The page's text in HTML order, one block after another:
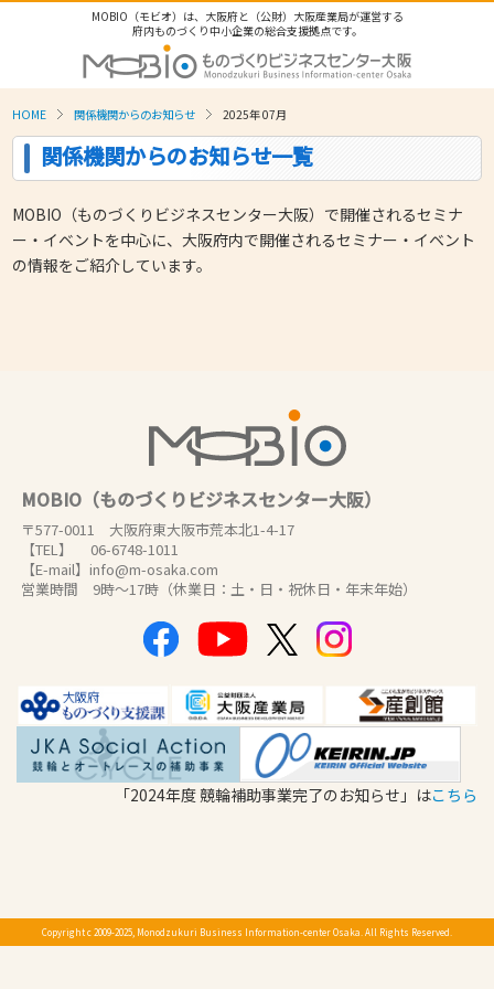
MOBIO（モビオ）は、大阪府と（公財）大阪産業局が運営する
府内ものづくり中小企業の総合支援拠点です。
HOME 関係機関からのお知らせ 2025年 07月
関係機関からのお知らせ一覧
MOBIO（ものづくりビジネスセンター大阪）で開催されるセミナ
ー・イベントを中心に、大阪府内で開催されるセミナー・イベント
の情報をご紹介しています。
MOBIO（ものづくりビジネスセンター大阪）
〒577-0011 大阪府東大阪市荒本北1-4-17
【TEL】 06-6748-1011
【E-mail】info@m-osaka.com
営業時間 9時～17時（休業日：土・日・祝休日・年末年始）
「2024年度 競輪補助事業完了のお知らせ」はこちら
Copyright c 2009-2025, Monodzukuri Business Information-center Osaka. All Rights Reserved.